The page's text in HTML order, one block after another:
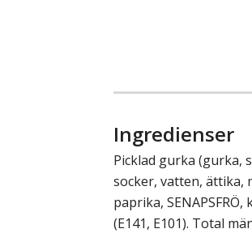
Ingredienser
Picklad gurka (gurka,
socker, vatten, ättika,
paprika,
(E141, E101). Total